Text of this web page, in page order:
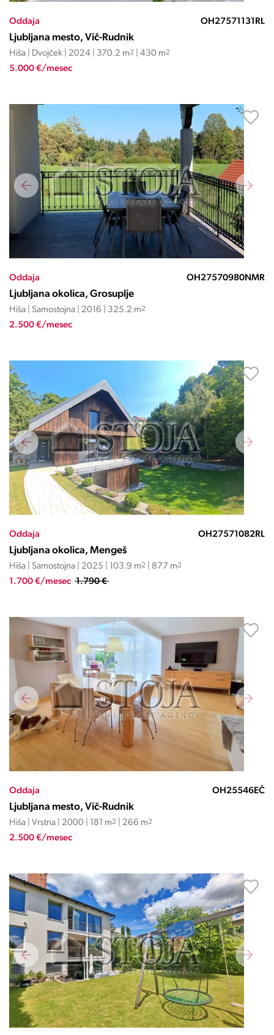
Oddaja OH27571131RL
Ljubljana mesto, Vič-Rudnik
Hiša | Dvojček | 2024 | 370.2 m2 | 430 m2
5.000 €/mesec
Oddaja OH27570980NMR
Ljubljana okolica, Grosuplje
Hiša | Samostojna | 2016 | 325.2 m2
2.500 €/mesec
Oddaja OH27571082RL
Ljubljana okolica, Mengeš
Hiša | Samostojna | 2025 | 103.9 m2 | 877 m2
1.700 €/mesec 1.790 €
Oddaja OH25546EČ
Ljubljana mesto, Vič-Rudnik
Hiša | Vrstna | 2000 | 181 m2 | 266 m2
2.500 €/mesec